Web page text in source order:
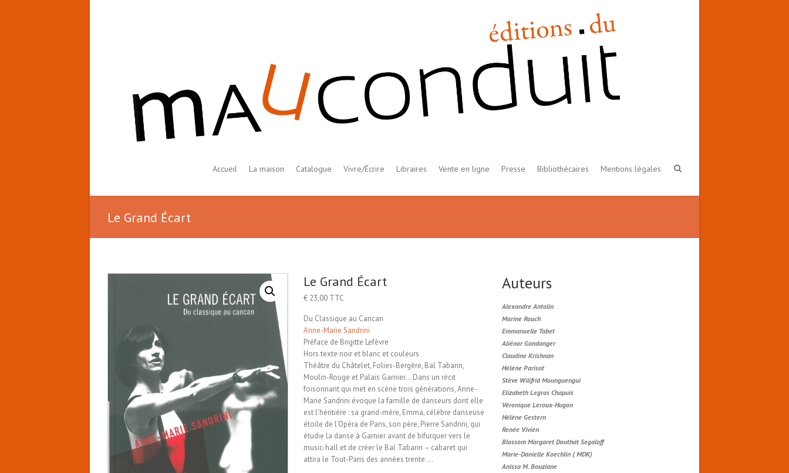
Accueil La maison Catalogue Vivre/Écrire Libraires Vente en ligne Presse Bibliothécaires Mentions légales
Le Grand Écart
Le Grand Écart
€23,00 TTC
Du Classique au Cancan
Anne-Marie Sandrini
Préface de Brigitte Lefèvre
Hors texte noir et blanc et couleurs
Théâtre du Châtelet, Folies-Bergère, Bal Tabarin,
Moulin-Rouge et Palais Garnier… Dans un récit
foisonnant qui met en scène trois générations, Anne-
Marie Sandrini évoque la famille de danseurs dont elle
est l’héritière : sa grand-mère, Emma, célèbre danseuse
étoile de l’Opéra de Paris, son père, Pierre Sandrini, qui
étudie la danse à Garnier avant de bifurquer vers le
music-hall et de créer le Bal Tabarin – cabaret qui
attira le Tout-Paris des années trente …
Auteurs
Alexandre Antolin
Marine Rouch
Emmanuelle Tabet
Aliénor Gandanger
Claudine Krishnan
Hélène Parisot
Stève Wilifrid Mounguengui
Elizabeth Legros Chapuis
Véronique Leroux-Hugon
Hélène Gestern
Renée Vivien
Blossom Margaret Douthat Segaloff
Marie-Danielle Koechlin ( MDK)
Anissa M. Bouziane